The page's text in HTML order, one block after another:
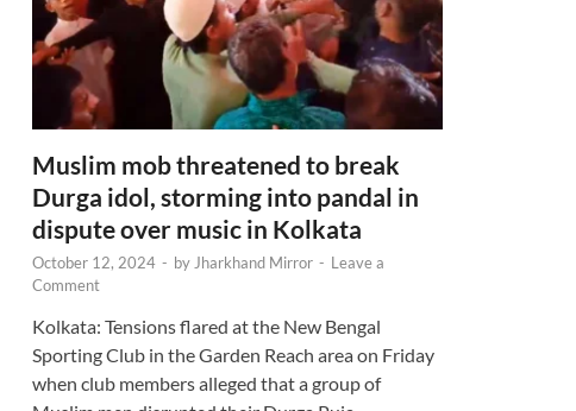
Muslim mob threatened to break
Durga idol, storming into pandal in
dispute over music in Kolkata
October 12, 2024 - by Jharkhand Mirror - Leave a
Comment
Kolkata: Tensions flared at the New Bengal
Sporting Club in the Garden Reach area on Friday
when club members alleged that a group of